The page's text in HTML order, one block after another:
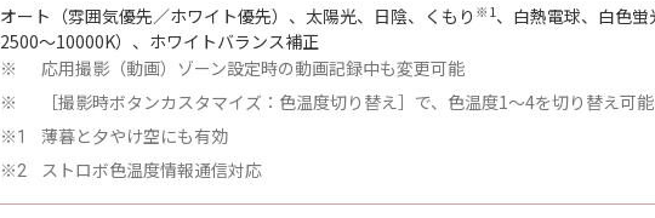
オート（雰囲気優先／ホワイト優先）、太陽光、日陰、くもり ※1 、白熱電球、白色
2500～10000K）、ホワイトバランス補正
※ 応用撮影（動画）ゾーン設定時の動画記録中も変更可能
※ ［撮影時ボタンカスタマイズ：色温度切り替え］で、色温度1～4を切り替え可能
※1 薄暮と夕やけ空にも有効
※2 ストロボ色温度情報通信対応